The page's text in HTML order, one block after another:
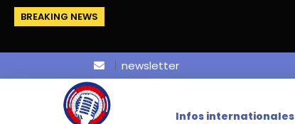
BREAKING NEWS
newsletter
Infos internationales